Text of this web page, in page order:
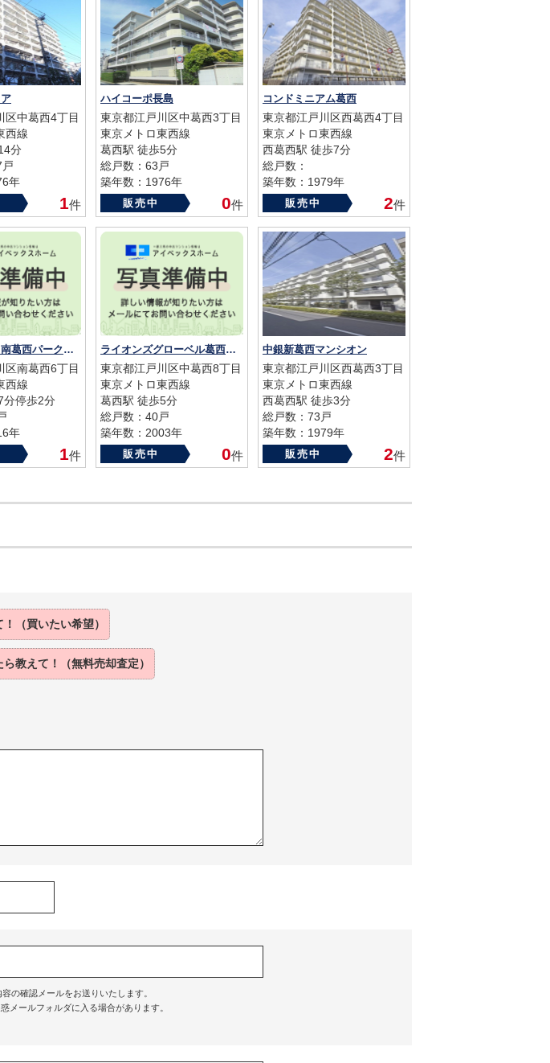
区中葛西4丁目
西線
分
年
1件
ハイコーポ長島
東京都江戸川区中葛西3丁目
東京メトロ東西線
葛西駅 徒歩5分
総戸数：63戸
築年数：1976年
販売中 0件
コンドミニアム葛西
東京都江戸川区西葛西4丁目
東京メトロ東西線
西葛西駅 徒歩7分
総戸数：
築年数：1979年
販売中 2件
レ・ジェイド南葛西パークアリーナ
区南葛西6丁目
西線
分停歩2分
年
1件
ライオンズグローベル葛西並木通り
東京都江戸川区中葛西8丁目
東京メトロ東西線
葛西駅 徒歩5分
総戸数：40戸
築年数：2003年
販売中 0件
中銀新葛西マンシオン
東京都江戸川区西葛西3丁目
東京メトロ東西線
西葛西駅 徒歩3分
総戸数：73戸
築年数：1979年
販売中 2件
（買いたい希望）
ら教えて！（無料売却査定）
の確認メールをお送りいたします。
メールフォルダに入る場合があります。